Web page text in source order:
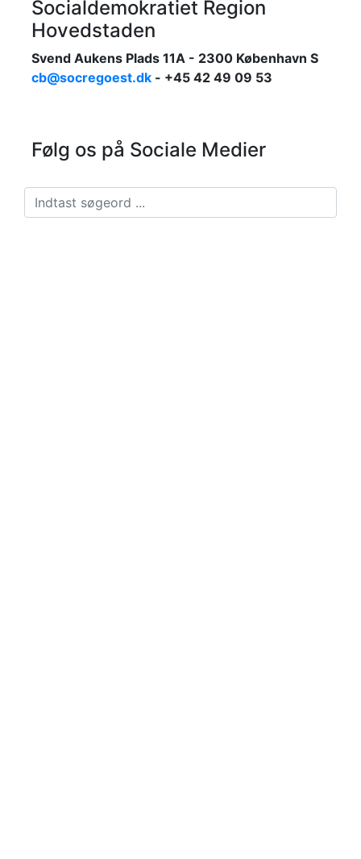
Socialdemokratiet Region
Hovedstaden
Svend Aukens Plads 11A - 2300 København S
cb@socregoest.dk - +45 42 49 09 53
Følg os på Sociale Medier